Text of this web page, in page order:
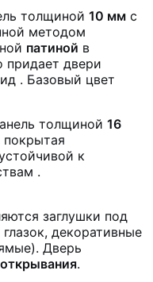
толщиной 10 мм с
методом
патиной в
придает двери
. Базовый цвет
толщиной 16
покрытая
к
.
заглушки под
декоративные
Дверь
.